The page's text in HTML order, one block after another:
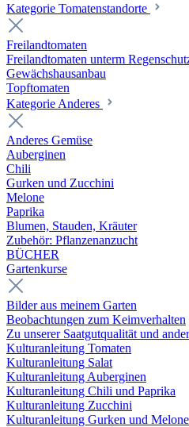
Kategorie Tomatenstandorte
Freilandtomaten
Freilandtomaten unterm
Gewächshausanbau
Topftomaten
Kategorie Anderes
Anderes Gemüse
Auberginen
Chili
Gurken und Zucchini
Melone
Paprika
Blumen, Stauden, Kräuter
Zubehör: Pflanzenanzucht
BÜCHER
Gartenkurse
Bilder aus meinem Garten
Beobachtungen zum Keimverhalten
Zu unserer Saatgutqualität und
Kulturanleitung Tomaten
Kulturanleitung Salat
Kulturanleitung Auberginen
Kulturanleitung Chili und Paprika
Kulturanleitung Zucchini
Kulturanleitung Gurken und